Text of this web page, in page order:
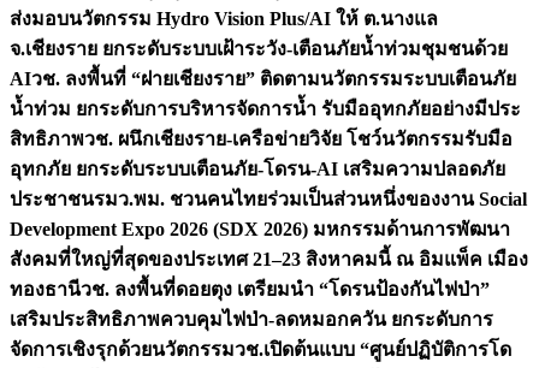
ส่งมอบนวัตกรรม Hydro Vision Plus/AI ให้ ต.นางแล
จ.เชียงราย ยกระดับระบบเฝ้าระวัง-เตือนภัยน้ำท่วมชุมชนด้วย
AIวช. ลงพื้นที่ “ฝายเชียงราย” ติดตามนวัตกรรมระบบเตือนภัย
น้ำท่วม ยกระดับการบริหารจัดการน้ำ รับมืออุทกภัยอย่างมีประ
สิทธิภาพวช. ผนึกเชียงราย-เครือข่ายวิจัย โชว์นวัตกรรมรับมือ
อุทกภัย ยกระดับระบบเตือนภัย-โดรน-AI เสริมความปลอดภัย
ประชาชนรมว.พม. ชวนคนไทยร่วมเป็นส่วนหนึ่งของงาน Social
Development Expo 2026 (SDX 2026) มหกรรมด้านการพัฒนา
สังคมที่ใหญ่ที่สุดของประเทศ 21–23 สิงหาคมนี้ ณ อิมแพ็ค เมือง
ทองธานีวช. ลงพื้นที่ดอยตุง เตรียมนำ “โดรนป้องกันไฟป่า”
เสริมประสิทธิภาพควบคุมไฟป่า-ลดหมอกควัน ยกระดับการ
จัดการเชิงรุกด้วยนวัตกรรมวช.เปิดต้นแบบ “ศูนย์ปฏิบัติการโด